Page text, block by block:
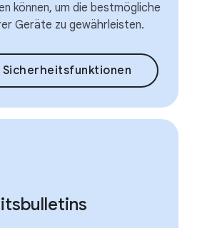
können, um die bestmögliche
Geräte zu gewährleisten.
Sicherheitsfunktionen